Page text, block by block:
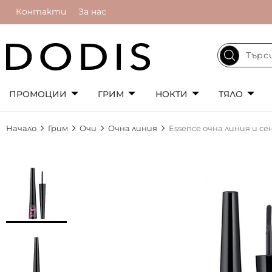
Контакти За нас
ПРОМОЦИИ ГРИМ НОКТИ ТЯЛО
Начало Грим Очи Очна линия Essence очна линия и
галерията
изображенията